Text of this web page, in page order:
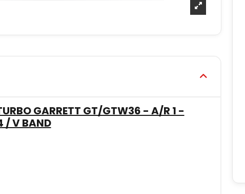
GARRETT GT/GTW36 - A/R 1 -
/ V BAND